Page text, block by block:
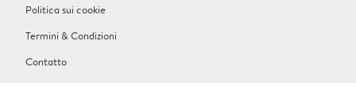
Politica sui cookie
Termini & Condizioni
Contatto